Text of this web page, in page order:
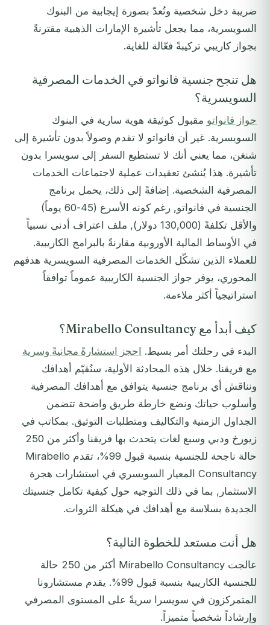
ضريبة دخل شخصية وتُعدّ بصورة إيجابية من البنوك
السويسرية، مما يجعل تأشيرة الإمارات الذهبية مقترنةً
بجواز كاريبي تركيبةً فعّالة للغاية.
هل تنجح جنسية فانواتو في الخدمات المصرفية
السويسرية؟
جواز فانواتو مقبول كوثيقة هوية سارية في البنوك
السويسرية. غير أن فانواتو لا تقدم وصولاً بدون تأشيرة إلى
شنغن، مما يعني أنك لا تستطيع السفر إلى سويسرا بدون
تأشيرة. هذا يُنشئ تعقيدات عملية لاجتماعات الخدمات
المصرفية الشخصية. إضافةً إلى ذلك، يحمل برنامج
الجنسية في فانواتو, رغم كونه الأسرع (45-60 يوماً)
والأقل تكلفةً (130,000 دولار), ملف اعتراف أدنى نسبياً
في الأوساط المالية الأوروبية مقارنةً بالبرامج الكاريبية.
للعملاء الذين تشكّل الخدمات المصرفية السويسرية هدفهم
المحوري، يوفر جواز الجنسية الكاريبية عموماً توافقاً
استراتيجياً أكثر ملاءمة.
كيف أبدأ مع Mirabello Consultancy؟
البدء في رحلتك أمر بسيط. احجز استشارةً مجانيةً وسرية
مع فريقنا. خلال هذه المحادثة الأولية، سنُقيّم أهدافك
ونناقش أي برنامج جنسية يتوافق مع أهدافك المصرفية
وأسلوب حياتك ونضع خارطة طريق واضحة تتضمن
الجداول الزمنية والتكاليف ومتطلبات التوثيق. بمكاتب في
زيورخ ودبي وسبع لغات يتحدث بها فريقنا وأكثر من 250
حالة ناجحة للجنسية بنسبة قبول 99%، تقدم Mirabello
Consultancy المعيار السويسري في استشارات هجرة
الاستثمار, بما في ذلك التوجيه حول كيفية تكامل جنسيتك
الجديدة بسلاسة مع أهدافك في هيكلة الثروات.
هل أنت مستعد للخطوة التالية؟
عالجت Mirabello Consultancy أكثر من 250 حالة
للجنسية الكاريبية بنسبة قبول 99%. يقدم مستشارونا
المتمركزون في سويسرا سريةً على المستوى المصرفي
وإرشاداً شخصياً متميزاً.